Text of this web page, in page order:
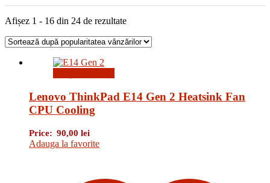
Afișez 1 - 16 din 24 de rezultateSortat
popularitate
Lenovo ThinkPad E14 Gen 2 Heatsink Fan
CPU Cooling
Price: 90,00 lei
Adauga la favorite